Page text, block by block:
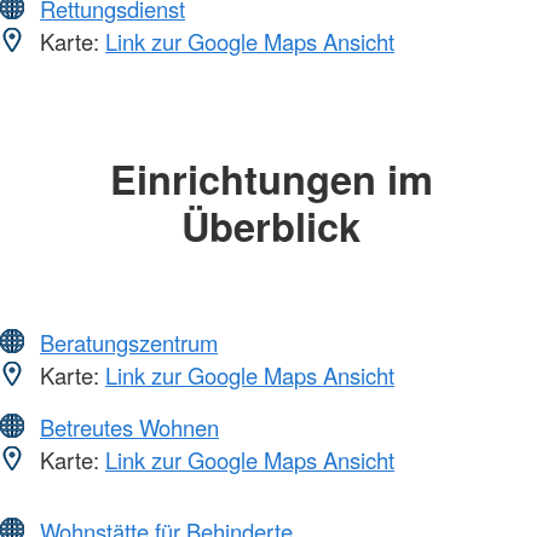
Rettungsdienst
Karte: Link zur Google Maps Ansicht
Einrichtungen im
Überblick
Beratungszentrum
Karte: Link zur Google Maps Ansicht
Betreutes Wohnen
Karte: Link zur Google Maps Ansicht